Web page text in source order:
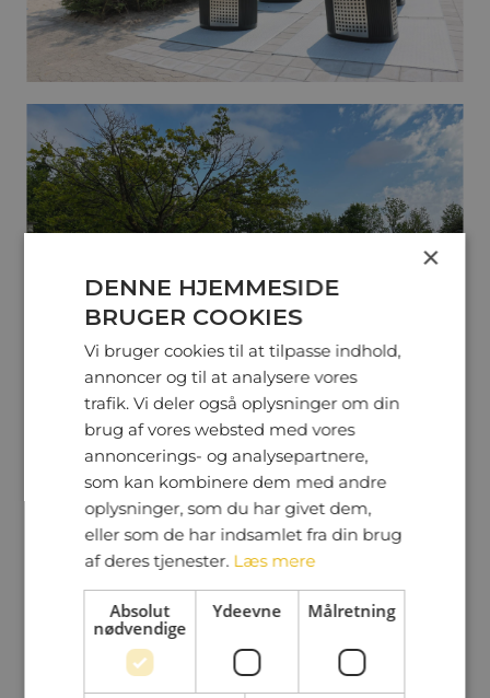
×
DENNE HJEMMESIDE
BRUGER COOKIES
Vi bruger cookies til at tilpasse indhold,
annoncer og til at analysere vores
trafik. Vi deler også oplysninger om din
brug af vores websted med vores
annoncerings- og analysepartnere,
som kan kombinere dem med andre
oplysninger, som du har givet dem,
eller som de har indsamlet fra din brug
af deres tjenester. Læs mere
Absolut
nødvendige
Ydeevne Målretning